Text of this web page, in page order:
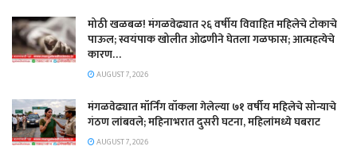
मोठी खळबळ! मंगळवेढ्यात २६ वर्षीय विवाहित महिलेचे टोकाचे
पाऊल; स्वयंपाक खोलीत ओढणीने घेतला गळफास; आत्महत्येचे
कारण…
AUGUST 7, 2026
मंगळवेढ्यात मॉर्निंग वॉकला गेलेल्या ७१ वर्षीय महिलेचे सोन्याचे
गंठण लांबवले; महिनाभरात दुसरी घटना, महिलांमध्ये घबराट
AUGUST 7, 2026